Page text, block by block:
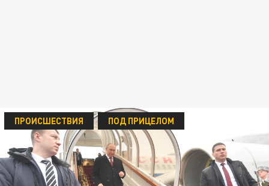
ПРОИСШЕСТВИЯ ПОД ПРИЦЕЛОМ